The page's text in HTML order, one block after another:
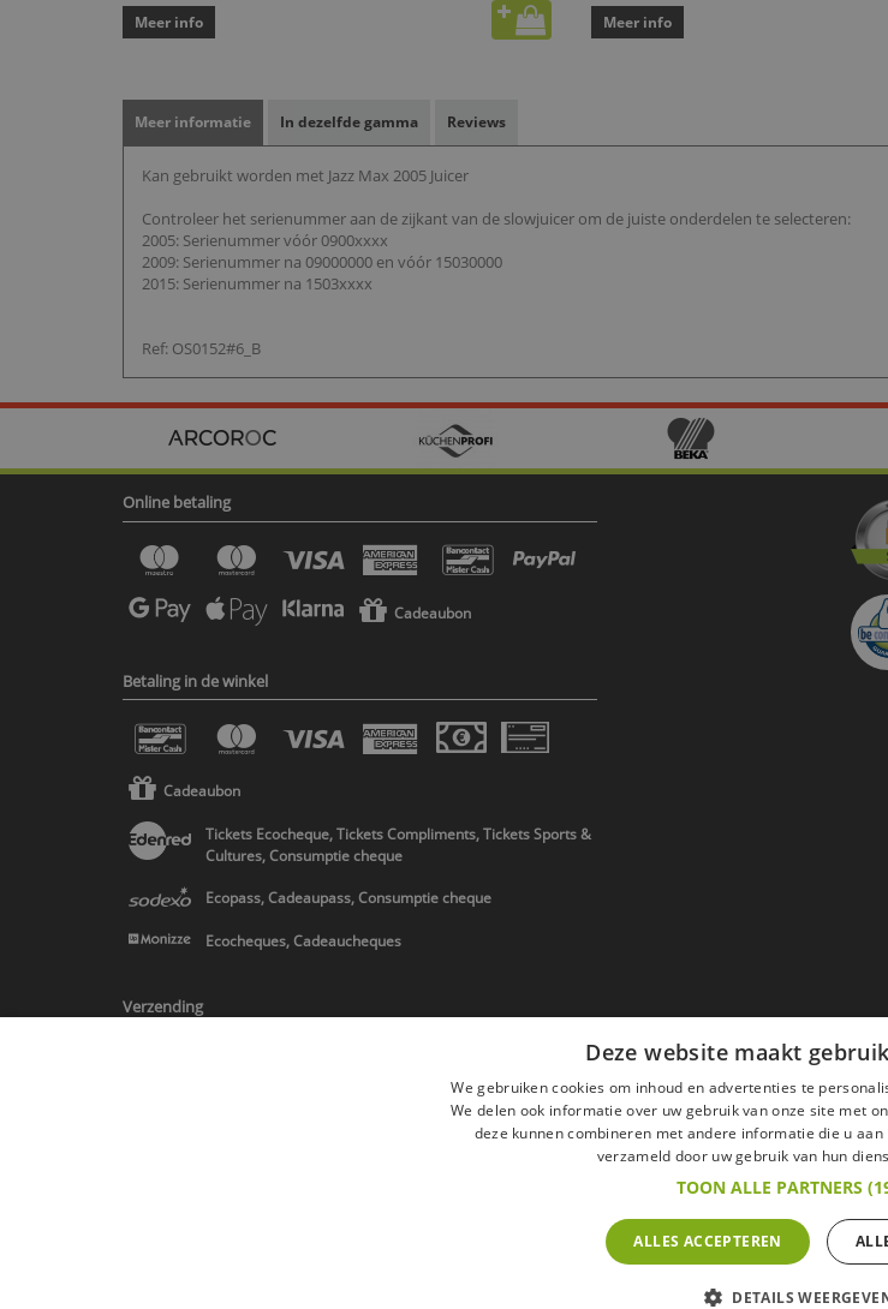
Meer info Meer info
Meer informatie In dezelfde gamma Reviews
Kan gebruikt worden met Jazz Max 2005 Juicer
Controleer het serienummer aan de zijkant van de slowjuicer om de juiste onderdelen te selecteren:
2005: Serienummer vóór 0900xxxx
2009: Serienummer na 09000000 en vóór 15030000
2015: Serienummer na 1503xxxx
Ref: OS0152#6_B
Online betaling
Cadeaubon
Betaling in de winkel
Cadeaubon
Tickets Ecocheque, Tickets Compliments, Tickets Sports &
Cultures, Consumptie cheque
Ecopass, Cadeaupass, Consumptie cheque
Ecocheques, Cadeaucheques
Verzending
Wettelijke vermeldingen
Alle rechten voorbehouden ©2015 Les Secrets du Chef/Alle prijzen op deze website zijn met alle belastingen inbegrepen.
De Belgische wetgeving van 6 april 2010 geeft de consument het recht om binnen 14 werkdagen op een aankoop terug te komen.
Deze website maakt
We gebruiken cookies om inhoud en advertenties te
We delen ook informatie over uw gebruik van onze site met
deze kunnen combineren met andere informatie die u
verzameld door uw gebruik van hun
TOON ALLE PARTNERS
ALLES ACCEPTEREN
DETAILS